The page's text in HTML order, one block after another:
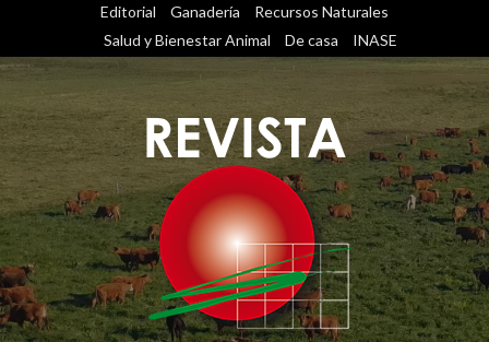
contenido
Editorial Ganadería
Recursos Naturales
Salud y Bienestar Animal
De casa INASE